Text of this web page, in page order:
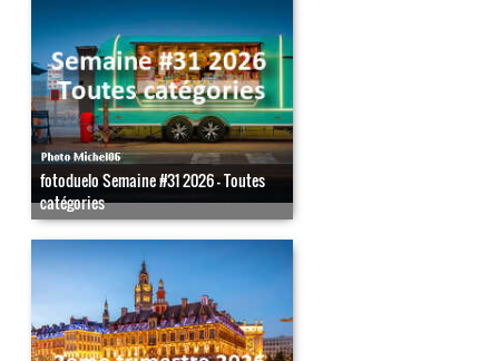
fotoduelo Semaine #31 2026 - Toutes
catégories